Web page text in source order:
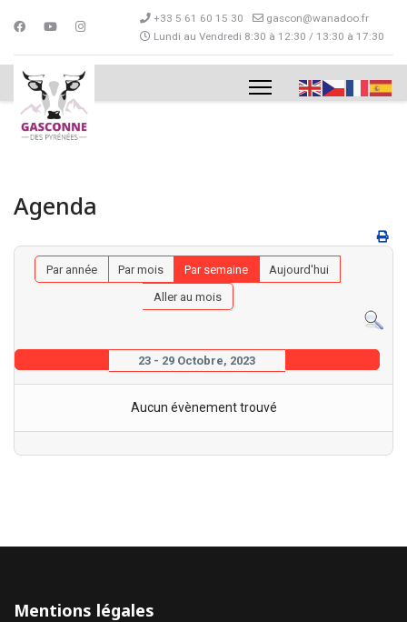
+33 5 61 60 15 30
gascon@wanadoo.fr
Lundi au Vendredi 8:30 à 12:30 / 13:30 à 17:30
Agenda
Par année Par mois Par semaine
Aujourd'hui
Aller au mois
23 - 29 Octobre, 2023
Aucun évènement trouvé
Mentions légales